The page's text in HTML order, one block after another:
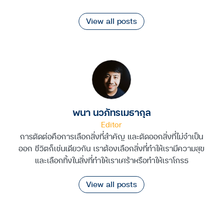
View all posts
พนา นวภัทรเมธากุล
Editor
การตัดต่อคือการเลือกสิ่งที่สำคัญ และตัดออกสิ่งที่ไม่จำเป็น
ออก ชีวิตก็เช่นเดียวกัน เราต้องเลือกสิ่งที่ทำให้เรามีความสุข
และเลือกทิ้งในสิ่งที่ทำให้เราเศร้าหรือทำให้เราโกรธ
View all posts